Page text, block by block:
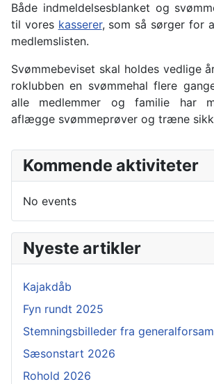
Både indmeldelsesblanket og
til vores kasserer, som så sørger for
medlemslisten.
Svømmebeviset skal holdes vedlige
roklubben en svømmehal flere
alle medlemmer og familie har
aflægge svømmeprøver og træne
Kommende aktiviteter
No events
Nyeste artikler
Kajakdåb
Fyn rundt 2025
Stemningsbilleder fra
Sæsonstart 2026
Rohold 2026